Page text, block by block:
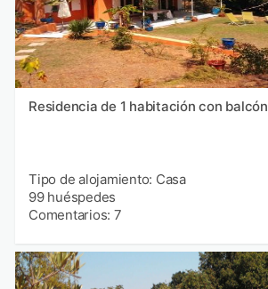
Residencia de 1 habitación con balcón
Tipo de alojamiento: Casa
99 huéspedes
Comentarios: 7